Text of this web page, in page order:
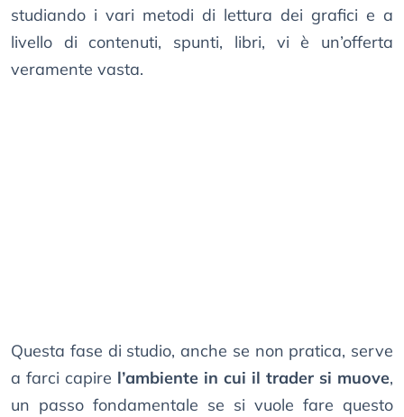
studiando i vari metodi di lettura dei grafici e a
livello di contenuti, spunti, libri, vi è un’offerta
veramente vasta.
Questa fase di studio, anche se non pratica, serve
a farci capire l’ambiente in cui il trader si muove,
un passo fondamentale se si vuole fare questo